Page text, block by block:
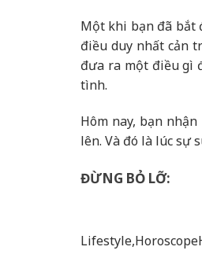
Một khi bạn đã bắt
điều duy nhất cản
đưa ra một điều gì
tình.
Hôm nay, bạn
lên. Và đó là lúc sự
ĐỪNG BỎ LỠ: